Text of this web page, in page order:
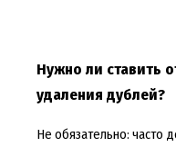
Нужно ли ставить
удаления дублей?
Не обязательно: часто